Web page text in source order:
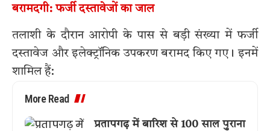
बरामदगी: फर्जी दस्तावेजों का जाल
तलाशी के दौरान आरोपी के पास से बड़ी संख्या में फर्जी
दस्तावेज और इलेक्ट्रॉनिक उपकरण बरामद किए गए। इनमें
शामिल हैं:
More Read
प्रतापगढ़ में बारिश से 100 साल पुराना